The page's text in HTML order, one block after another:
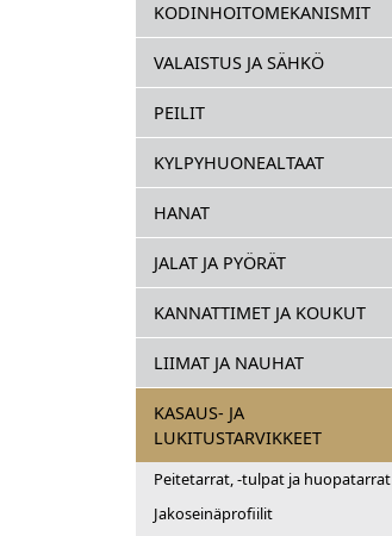
KODINHOITOMEKANISMIT
VALAISTUS JA SÄHKÖ
PEILIT
KYLPYHUONEALTAAT
HANAT
JALAT JA PYÖRÄT
KANNATTIMET JA KOUKUT
LIIMAT JA NAUHAT
KASAUS- JA
LUKITUSTARVIKKEET
Peitetarrat, -tulpat ja huopatarrat
Jakoseinäprofiilit